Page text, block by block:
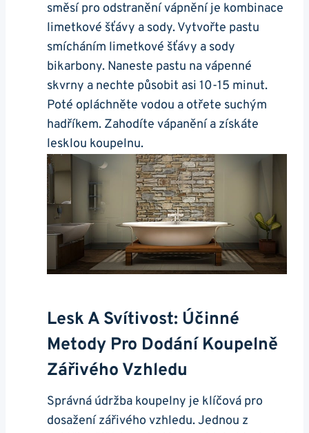
směsí pro odstranění vápnění je kombinace
limetkové šťávy a sody. Vytvořte pastu
smícháním limetkové šťávy a sody
bikarbony. Naneste pastu na vápenné
skvrny a nechte působit asi 10-15 minut.
Poté opláchněte vodou a otřete suchým
hadříkem. Zahodíte vápanění a získáte
lesklou koupelnu.
Lesk A Svítivost: Účinné
Metody Pro Dodání Koupelně
Zářivého Vzhledu
Správná údržba koupelny je klíčová pro
dosažení zářivého vzhledu. Jednou z